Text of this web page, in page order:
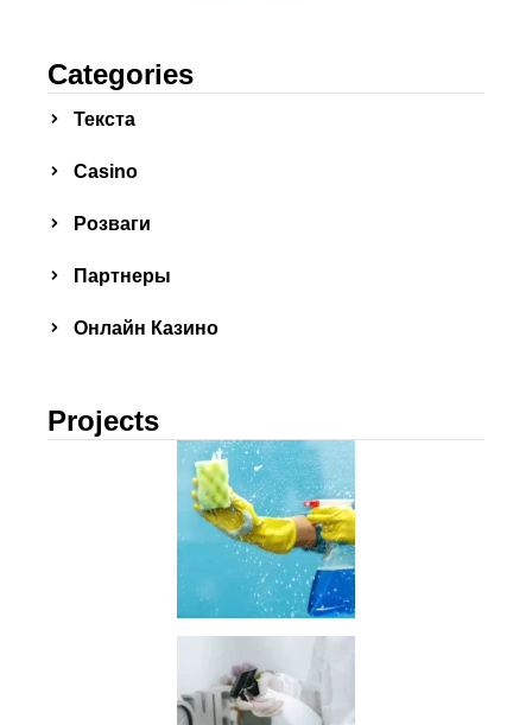
Categories
Текста
Сasino
Розваги
Партнеры
Онлайн Казино
Projects